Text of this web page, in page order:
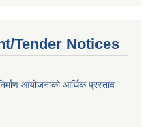
Tender Notices
आयोजनाको आर्थिक प्रस्ताव